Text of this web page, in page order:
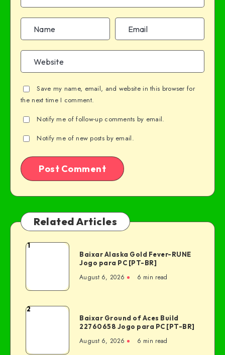
Save my name, email, and website in this browser for
the next time I comment.
Notify me of follow-up comments by email.
Notify me of new posts by email.
Related Articles
1
Baixar Alaska Gold Fever-RUNE
Jogo para PC [PT-BR]
August 6, 2026 6 min read
2
Baixar Ground of Aces Build
22760658 Jogo para PC [PT-BR]
August 6, 2026 6 min read